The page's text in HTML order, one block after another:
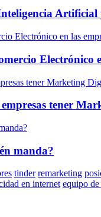
Electrónico
empresas tener
manda?
tinder remarketing
en internet equipo de